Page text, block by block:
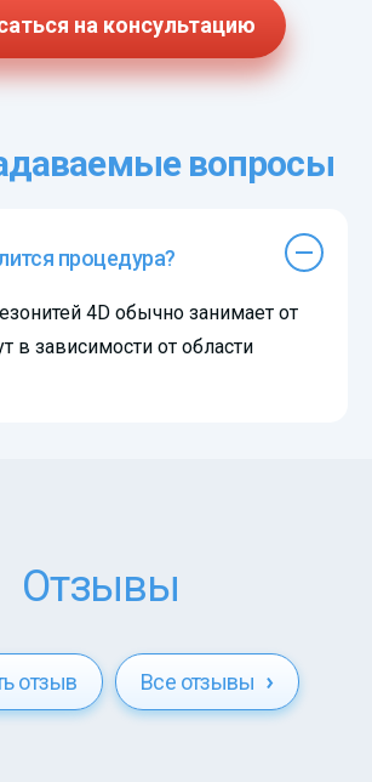
на консультацию
вопросы
процедура?
4D обычно занимает от
в зависимости от области
Отзывы
отзыв Все отзывы